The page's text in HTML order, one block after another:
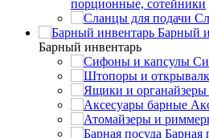
порционные, сотейники
Барный
Барный инвентарь
Барная